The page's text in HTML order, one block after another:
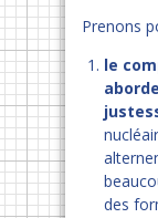
Prenons
le
des